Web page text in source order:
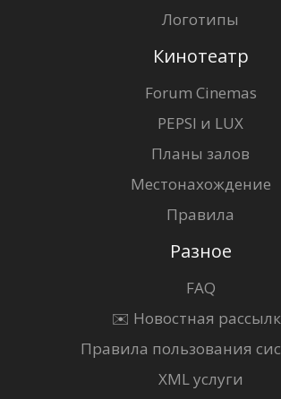
Логотипы
Кинотеатр
Forum Cinemas
PEPSI и LUX
Планы залов
Местонахождение
Правила
Разное
FAQ
✉️ Новостная
Правила пользования
XML услуги